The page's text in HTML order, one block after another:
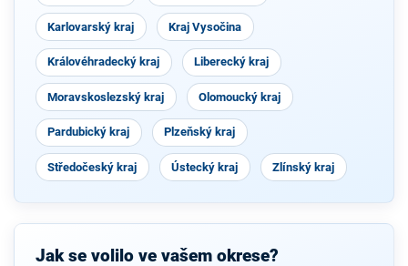
Karlovarský kraj Kraj Vysočina
Královéhradecký kraj Liberecký kraj
Moravskoslezský kraj Olomoucký kraj
Pardubický kraj Plzeňský kraj
Středočeský kraj Ústecký kraj Zlínský kraj
Jak se volilo ve vašem okrese?